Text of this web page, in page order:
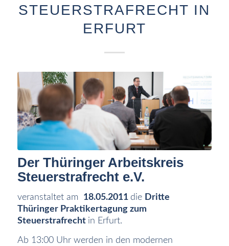
STEUERSTRAFRECHT IN
ERFURT
Der Thüringer Arbeitskreis
Steuerstrafrecht e.V.
veranstaltet am 18.05.2011 die Dritte
Thüringer Praktikertagung zum
Steuerstrafrecht in Erfurt.
Ab 13:00 Uhr werden in den modernen